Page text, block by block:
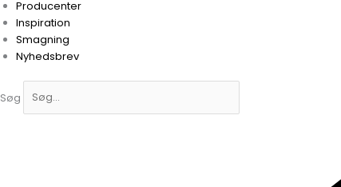
Producenter
Inspiration
Smagning
Nyhedsbrev
Søg